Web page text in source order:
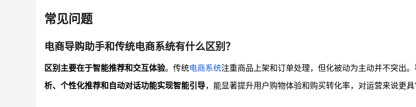
常见问题
电商导购助手和传统电商系统有什么区别？
区别主要在于智能推荐和交互体验。传统电商系统注重商品上架和订单处理，但化被动为主动并不突出。
析、个性化推荐和自动对话功能实现智能引导，能显著提升用户购物体验和购买转化率，对运营来说更具“